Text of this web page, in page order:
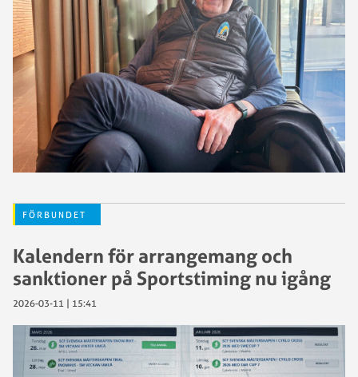
FÖRBUNDET
Kalendern för arrangemang och
sanktioner på Sportstiming nu igång
2026-03-11 | 15:41